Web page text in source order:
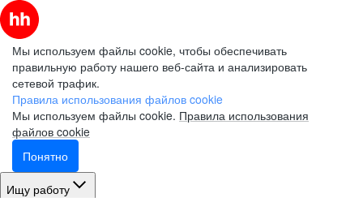
Мы используем файлы cookie, чтобы обеспечивать
правильную работу нашего веб-сайта и анализировать
сетевой трафик.
Правила использования файлов cookie
Мы используем файлы cookie. Правила использования
файлов cookie
Понятно
Ищу работу